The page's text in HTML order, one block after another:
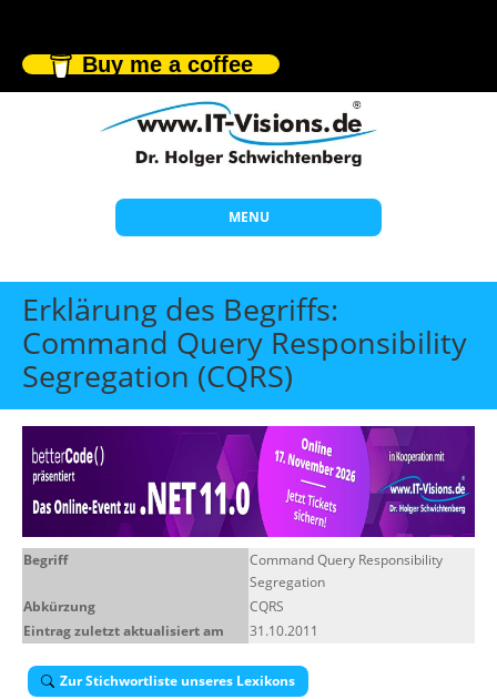
Buy me a coffee
MENU
Start
Themen
Beratung
Offene Seminare
Wissen
Über uns
Erklärung des Begriffs:
Command Query Responsibility
Segregation (CQRS)
Begriff
Command Query Responsibility
Segregation
Abkürzung
CQRS
Eintrag zuletzt aktualisiert am
31.10.2011
Zur Stichwortliste unseres Lexikons